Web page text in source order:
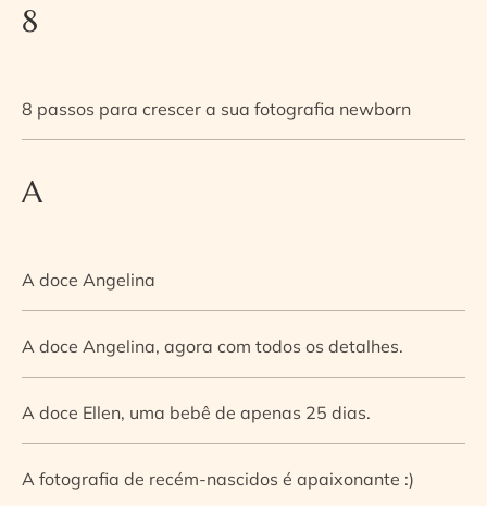
8
8 passos para crescer a sua fotografia newborn
A
A doce Angelina
A doce Angelina, agora com todos os detalhes.
A doce Ellen, uma bebê de apenas 25 dias.
A fotografia de recém-nascidos é apaixonante :)